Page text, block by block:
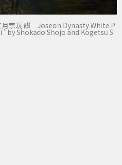
宗玩 讃 Joseon Dynasty White P
by Shokado Shojo and Kogetsu S